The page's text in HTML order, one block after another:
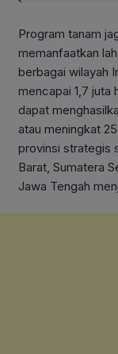
Program tanam
memanfaatkan
berbagai wilayah
mencapai 1,7 juta
dapat
atau meningkat
provinsi strategis
Barat, Sumatera
Jawa Tengah